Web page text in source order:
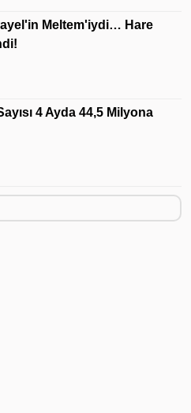
Meltem'iydi… Hare
4 Ayda 44,5 Milyona